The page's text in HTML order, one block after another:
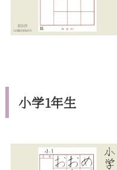
小学1年生